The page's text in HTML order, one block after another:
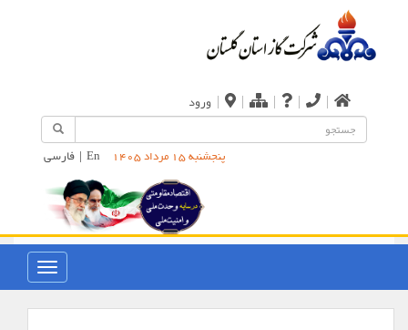
|
|
|
|
| ورود
پنجشنبه 15 مرداد 1405 En
| فارسی